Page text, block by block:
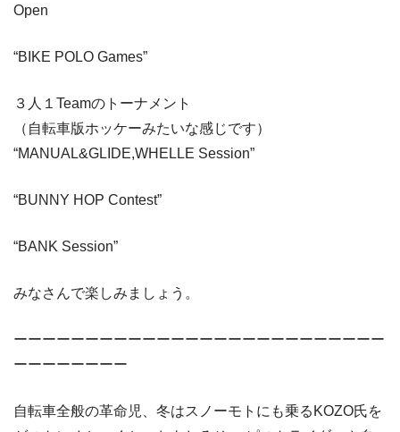
Open
“BIKE POLO Games”
３人１Teamのトーナメント
（自転車版ホッケーみたいな感じです）
“MANUAL&GLIDE,WHELLE Session”
“BUNNY HOP Contest”
“BANK Session”
みなさんで楽しみましょう。
ーーーーーーーーーーーーーーーーーーーーーーーーーー
ーーーーーーーー
自転車全般の革命児、冬はスノーモトにも乗るKOZO氏を